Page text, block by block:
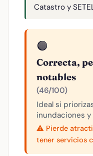
Catastro y
🟠
Correcta,
notables
(46/100)
Ideal si
inundaciones
⚠️ Pierde
tener servicios